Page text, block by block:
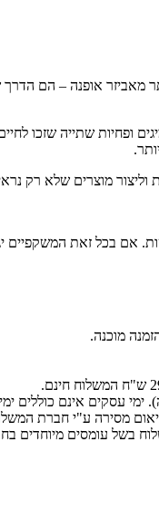
פגומות, יש ליצור עמנו קשר תוך 24
מוכנה.
מסירה ע"י חברת
בשל עומסים מיוחדים